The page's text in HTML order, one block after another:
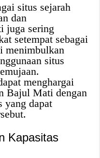
situs sejarah
dan
juga sering
setempat sebagai
menimbulkan
situs
menghargai
Bajul Mati dengan
yang dapat
Kapasitas